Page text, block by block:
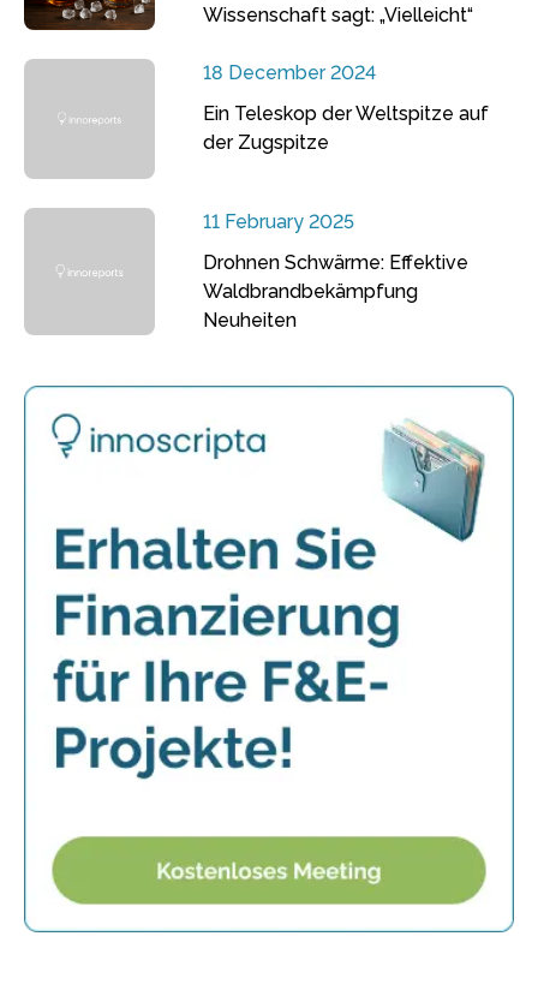
Wissenschaft sagt: „Vielleicht“
18 December 2024
Ein Teleskop der Weltspitze auf
der Zugspitze
11 February 2025
Drohnen Schwärme: Effektive
Waldbrandbekämpfung
Neuheiten